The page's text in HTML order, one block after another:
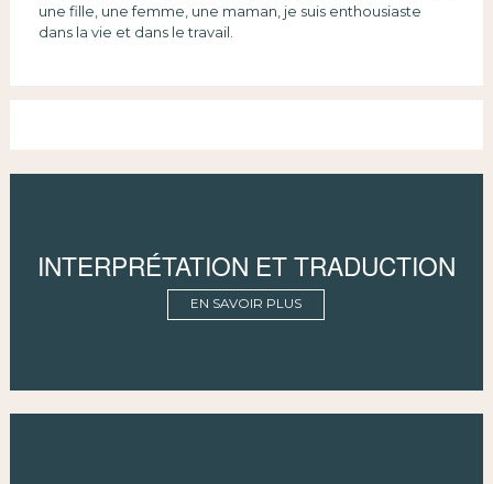
une fille, une femme, une maman, je suis enthousiaste
dans la vie et dans le travail.
INTERPRÉTATION ET TRADUCTION
EN SAVOIR PLUS